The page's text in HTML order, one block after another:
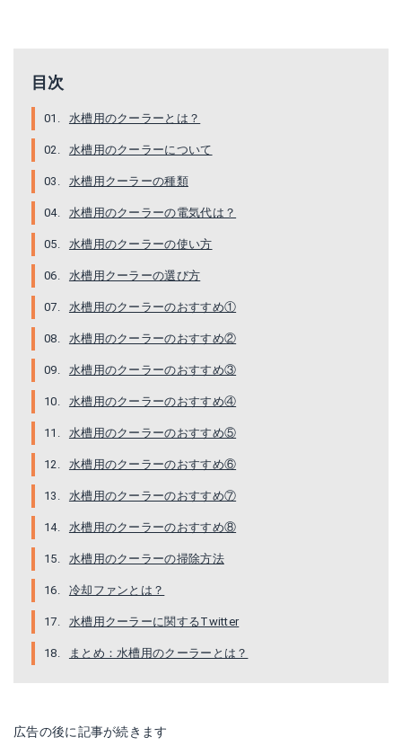
目次
水槽用のクーラーとは？
水槽用のクーラーについて
水槽用クーラーの種類
水槽用のクーラーの電気代は？
水槽用のクーラーの使い方
水槽用クーラーの選び方
水槽用のクーラーのおすすめ①
水槽用のクーラーのおすすめ②
水槽用のクーラーのおすすめ③
水槽用のクーラーのおすすめ④
水槽用のクーラーのおすすめ⑤
水槽用のクーラーのおすすめ⑥
水槽用のクーラーのおすすめ⑦
水槽用のクーラーのおすすめ⑧
水槽用のクーラーの掃除方法
冷却ファンとは？
水槽用クーラーに関するTwitter
まとめ：水槽用のクーラーとは？
広告の後に記事が続きます
テトラ クールタワー CR-3 NEW
Amazonで詳細を見る
楽天で詳細を見る
Amazonで詳細を見る